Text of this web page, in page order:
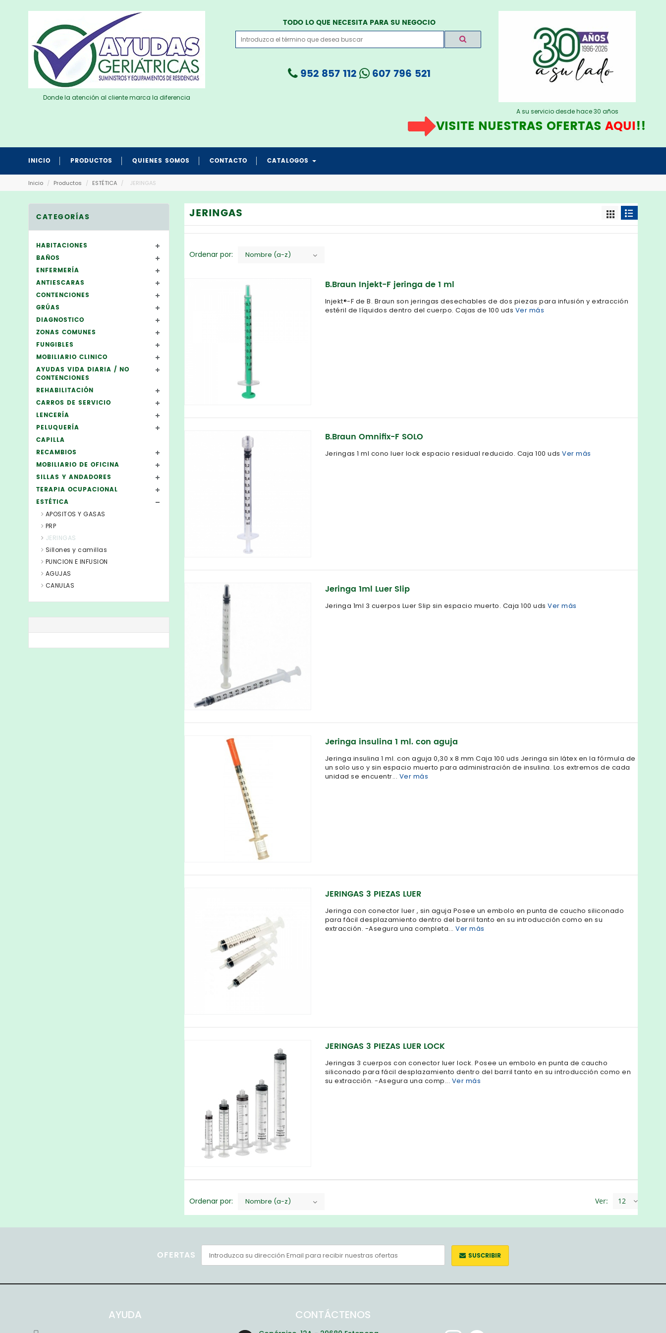
Donde la atención al cliente marca la diferencia
TODO LO QUE NECESITA PARA SU NEGOCIO
952 857 112 607 796 521
A su servicio desde hace 30 años
VISITE NUESTRAS OFERTASAQUI!!!
INICIO PRODUCTOS QUIENES SOMOS CONTACTO CATALOGOS
Inicio / Productos / ESTÉTICA / JERINGAS
JERINGAS
Ordenar por: Nombre (a-z)
B.Braun Injekt-F jeringa de 1 ml
Injekt®-F de B. Braun son jeringas desechables de dos piezas para infusión y extracción
estéril de líquidos dentro del cuerpo. Cajas de 100 uds Ver más
B.Braun Omnifix-F SOLO
Jeringas 1 ml cono luer lock espacio residual reducido. Caja 100 udsVer más
Jeringa 1ml Luer Slip
Jeringa 1ml 3 cuerpos Luer Slip sin espacio muerto. Caja 100 udsVer más
Jeringa insulina 1 ml. con aguja
Jeringa insulina 1 ml. con aguja 0,30 x 8 mm Caja 100 uds Jeringa sin látex en la fórmula de
un solo uso y sin espacio muerto para administración de insulina. Los extremos de cada
unidad se encuentr... Ver más
JERINGAS 3 PIEZAS LUER
Jeringa con conector luer , sin aguja Posee un embolo en punta de caucho siliconado
para fácil desplazamiento dentro del barril tanto en su introducción como en su
extracción. -Asegura una completa...Ver más
JERINGAS 3 PIEZAS LUER LOCK
Jeringas 3 cuerpos con conector luer lock. Posee un embolo en punta de caucho
siliconado para fácil desplazamiento dentro del barril tanto en su introducción como en
su extracción. -Asegura una comp... Ver más
Ordenar por: Nombre (a-z) Ver: 12
CATEGORÍAS
HABITACIONES
BAÑOS
ENFERMERÍA
ANTIESCARAS
CONTENCIONES
GRÚAS
DIAGNOSTICO
ZONAS COMUNES
FUNGIBLES
MOBILIARIO CLINICO
AYUDAS VIDA DIARIA / NO
CONTENCIONES
REHABILITACIÓN
CARROS DE SERVICIO
LENCERÍA
PELUQUERÍA
CAPILLA
RECAMBIOS
MOBILIARIO DE OFICINA
SILLAS Y ANDADORES
TERAPIA OCUPACIONAL
ESTÉTICA
APOSITOS Y GASAS
PRP
JERINGAS
Sillones y camillas
PUNCION E INFUSION
AGUJAS
CANULAS
OFERTAS SUSCRIBIR
AYUDA CONTÁCTENOS